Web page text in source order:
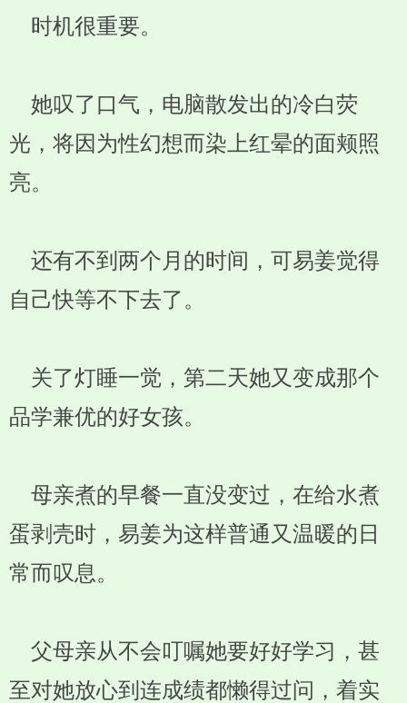
时机很重要。
她叹了口气，电脑散发出的冷白荧
光，将因为性幻想而染上红晕的面颊照
亮。
还有不到两个月的时间，可易姜觉得
自己快等不下去了。
关了灯睡一觉，第二天她又变成那个
品学兼优的好女孩。
母亲煮的早餐一直没变过，在给水煮
蛋剥壳时，易姜为这样普通又温暖的日
常而叹息。
父母亲从不会叮嘱她要好好学习，甚
至对她放心到连成绩都懒得过问，着实